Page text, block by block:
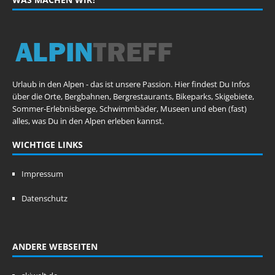
Urlaub in den Alpen - das ist unsere Passion. Hier findest Du Infos
über die Orte, Bergbahnen, Bergrestaurants, Bikeparks, Skigebiete,
Sommer-Erlebnisberge, Schwimmbäder, Museen und eben (fast)
alles, was Du in den Alpen erleben kannst.
WICHTIGE LINKS
Impressum
Datenschutz
ANDERE WEBSEITEN